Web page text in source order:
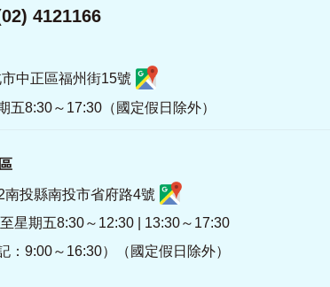
4121166
中正區福州街15號
五8:30～17:30（國定假日除外）
南投縣南投市省府路4號
星期五8:30～12:30 | 13:30～17:30
：9:00～16:30）（國定假日除外）